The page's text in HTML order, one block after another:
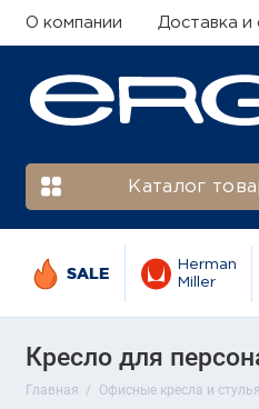
О компании Доставка и
Каталог
SALE
Herman
Miller
Кресло для
Главная Офисные кресла и стулья